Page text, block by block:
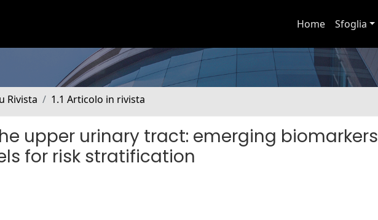
Home Sfoglia
Rivista 1.1 Articolo in rivista
upper urinary tract: emerging biomarkers
for risk stratification